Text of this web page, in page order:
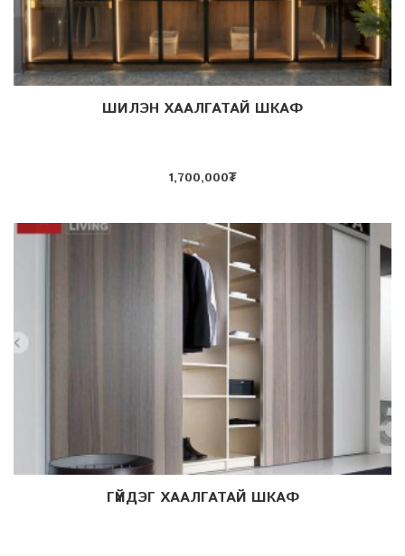
Дэлгэрэнгүй
ШИЛЭН ХААЛГАТАЙ ШКАФ
1,700,000₮
Дэлгэрэнгүй
ГҮЙДЭГ ХААЛГАТАЙ ШКАФ